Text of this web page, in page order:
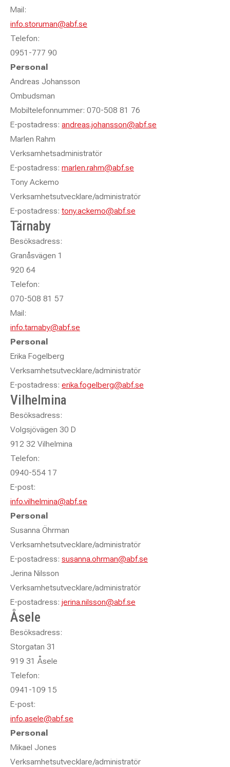
Mail:
info.storuman@abf.se
Telefon:
0951-777 90
Personal
Andreas Johansson
Ombudsman
Mobiltelefonnummer: 070-508 81 76
E-postadress: andreas.johansson@abf.se
Marlen Rahm
Verksamhetsadministratör
E-postadress: marlen.rahm@abf.se
Tony Ackemo
Verksamhetsutvecklare/administratör
E-postadress: tony.ackemo@abf.se
Tärnaby
Besöksadress:
Granåsvägen 1
920 64
Telefon:
070-508 81 57
Mail:
info.tarnaby@abf.se
Personal
Erika Fogelberg
Verksamhetsutvecklare/administratör
E-postadress: erika.fogelberg@abf.se
Vilhelmina
Besöksadress:
Volgsjövägen 30 D
912 32 Vilhelmina
Telefon:
0940-554 17
E-post:
info.vilhelmina@abf.se
Personal
Susanna Öhrman
Verksamhetsutvecklare/administratör
E-postadress: susanna.ohrman@abf.se
Jerina Nilsson
Verksamhetsutvecklare/administratör
E-postadress: jerina.nilsson@abf.se
Åsele
Besöksadress:
Storgatan 31
919 31 Åsele
Telefon:
0941-109 15
E-post:
info.asele@abf.se
Personal
Mikael Jones
Verksamhetsutvecklare/administratör